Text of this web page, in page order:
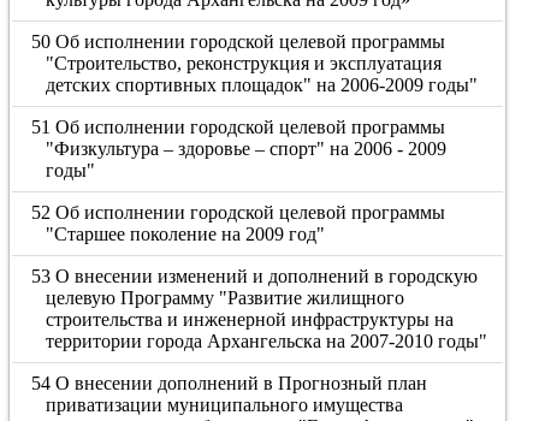
50 Об исполнении городской целевой программы
"Строительство, реконструкция и эксплуатация
детских спортивных площадок" на 2006-2009 годы"
51 Об исполнении городской целевой программы
"Физкультура – здоровье – спорт" на 2006 - 2009
годы"
52 Об исполнении городской целевой программы
"Старшее поколение на 2009 год"
53 О внесении изменений и дополнений в городскую
целевую Программу "Развитие жилищного
строительства и инженерной инфраструктуры на
территории города Архангельска на 2007-2010 годы"
54 О внесении дополнений в Прогнозный план
приватизации муниципального имущества